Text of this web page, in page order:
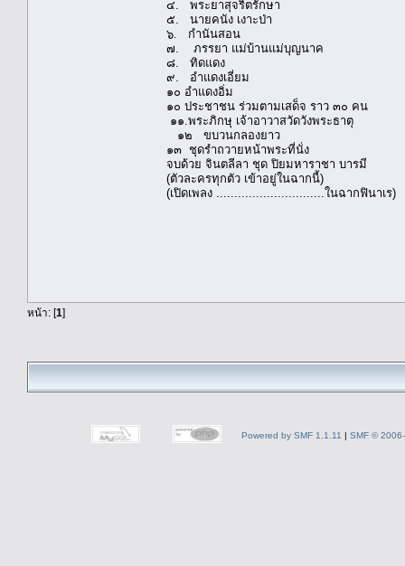
๔. พระยาสุจริตรักษา
๕. นายคนัง เงาะป่า
๖. กำนันสอน
๗. ภรรยา แม่บ้านแม่บุญนาค
๘. ทิดแดง
๙. อำแดงเอี่ยม
๑๐ อำแดงอิ่ม
๑๐ ประชาชน ร่วมตามเสด็จ ราว ๓๐ คน
๑๑.พระภิกษุ เจ้าอาวาสวัดวังพระธาตุ
๑๒ ขบวนกลองยาว
๑๓ ชุดรำถวายหน้าพระที่นั่ง
จบด้วย จินตลีลา ชุด ปิยมหาราชา บารมี
(ตัวละครทุกตัว เข้าอยู่ในฉากนี้)
(เปิดเพลง ..............................ในฉากฟินาเร)
หน้า: [1]
Powered by SMF 1.1.11 | SMF ©